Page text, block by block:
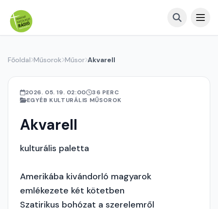
Főoldal Műsorok Műsor Akvarell
2026. 05. 19. 02:00
36 PERC
EGYÉB KULTURÁLIS MŰSOROK
Akvarell
kulturális paletta
Amerikába kivándorló magyarok
emlékezete két kötetben
Szatirikus bohózat a szerelemről